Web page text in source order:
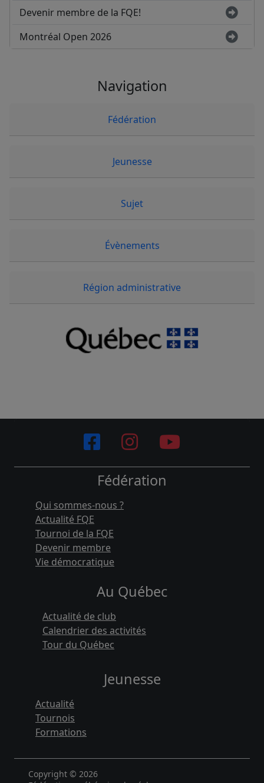
Devenir membre de la FQE!
Montréal Open 2026
Navigation
Fédération
Jeunesse
Sujet
Évènements
Région administrative
Fédération
Qui sommes-nous ?
Actualité FQE
Tournoi de la FQE
Devenir membre
Vie démocratique
Au Québec
Actualité de club
Calendrier des activités
Tour du Québec
Jeunesse
Actualité
Tournois
Formations
Copyright © 2026